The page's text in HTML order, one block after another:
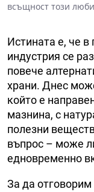
всъщност този
Истината е, че в
индустрия се
повече
храни. Днес
който е
мазнина, с
полезни
въпрос – може
едновременно
За да отговорим